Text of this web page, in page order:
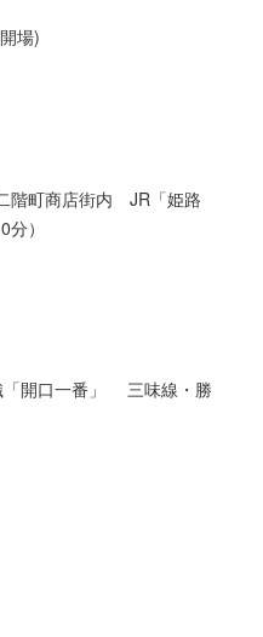
場)
階町商店街内 JR「姫路
）
「開口一番」 三味線・勝